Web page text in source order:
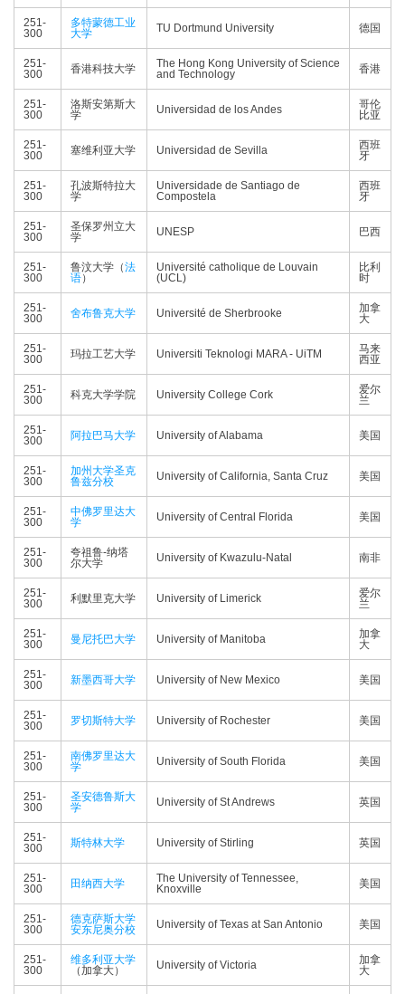
251-
300
多特蒙德工业
大学
TU Dortmund University 德国
251-
300
香港科技大学
The Hong Kong University of Science
and Technology
香港
251-
300
洛斯安第斯大
学
Universidad de los Andes
哥伦
比亚
251-
300
塞维利亚大学 Universidad de Sevilla
西班
牙
251-
300
孔波斯特拉大
学
Universidade de Santiago de
Compostela
西班
牙
251-
300
圣保罗州立大
学
UNESP 巴西
251-
300
鲁汶大学（法
语）
Université catholique de Louvain
(UCL)
比利
时
251-
300
舍布鲁克大学 Université de Sherbrooke
加拿
大
251-
300
玛拉工艺大学 Universiti Teknologi MARA - UiTM
马来
西亚
251-
300
科克大学学院 University College Cork
爱尔
兰
251-
300
阿拉巴马大学 University of Alabama 美国
251-
300
加州大学圣克
鲁兹分校
University of California, Santa Cruz 美国
251-
300
中佛罗里达大
学
University of Central Florida 美国
251-
300
夸祖鲁-纳塔
尔大学
University of Kwazulu-Natal 南非
251-
300
利默里克大学 University of Limerick
爱尔
兰
251-
300
曼尼托巴大学 University of Manitoba
加拿
大
251-
300
新墨西哥大学 University of New Mexico 美国
251-
300
罗切斯特大学 University of Rochester 美国
251-
300
南佛罗里达大
学
University of South Florida 美国
251-
300
圣安德鲁斯大
学
University of St Andrews 英国
251-
300
斯特林大学 University of Stirling 英国
251-
300
田纳西大学
The University of Tennessee,
Knoxville
美国
251-
300
德克萨斯大学
安东尼奥分校
University of Texas at San Antonio 美国
251-
300
维多利亚大学
（加拿大）
University of Victoria
加拿
大